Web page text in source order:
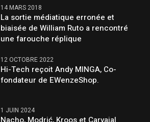
14 MARS 2018
La sortie médiatique erronée et
biaisée de William Ruto a rencontré
une farouche réplique
12 OCTOBRE 2022
Hi-Tech reçoit Andy MINGA, Co-
fondateur de EWenzeShop.
1 JUIN 2024